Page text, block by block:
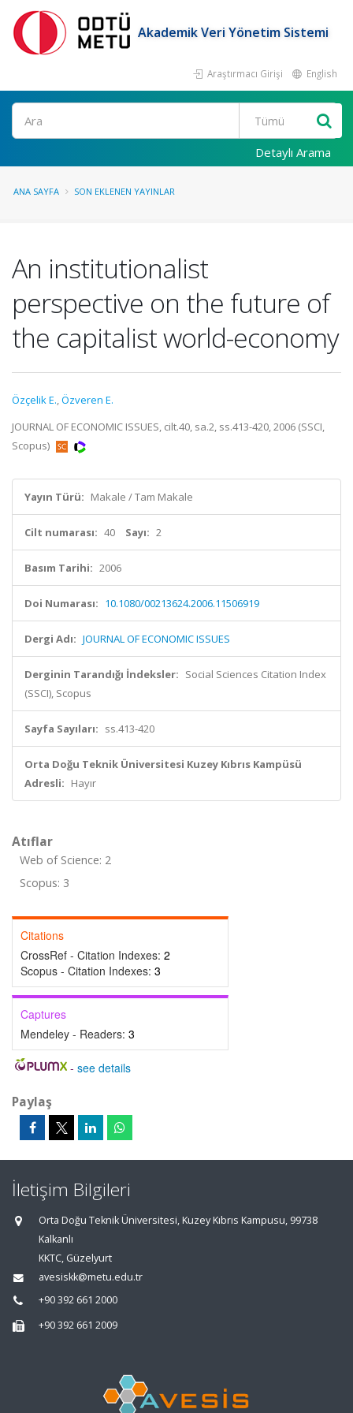
Akademik Veri Yönetim Sistemi
Araştırmacı Girişi English
Ara
Detaylı Arama
ANA SAYFA SON EKLENEN YAYINLAR
An institutionalist
perspective on the future of
the capitalist world-economy
Özçelik E.,Özveren E.
JOURNAL OF ECONOMIC ISSUES, cilt.40, sa.2, ss.413-420, 2006 (SSCI,
Scopus)
Yayın Türü: Makale / Tam Makale
Cilt numarası: 40 Sayı: 2
Basım Tarihi: 2006
Doi Numarası: 10.1080/00213624.2006.11506919
Dergi Adı: JOURNAL OF ECONOMIC ISSUES
Derginin Tarandığı İndeksler: Social Sciences Citation Index
(SSCI), Scopus
Sayfa Sayıları: ss.413-420
Orta Doğu Teknik Üniversitesi Kuzey Kıbrıs Kampüsü
Adresli: Hayır
Atıflar
Web of Science: 2
Scopus: 3
Citations
CrossRef - Citation Indexes: 2
Scopus - Citation Indexes: 3
Captures
Mendeley - Readers: 3
- see details
Paylaş
İletişim Bilgileri
Orta Doğu Teknik Üniversitesi, Kuzey Kıbrıs Kampusu, 99738
Kalkanlı
KKTC, Güzelyurt
avesiskk@metu.edu.tr
+90 392 661 2000
+90 392 661 2009